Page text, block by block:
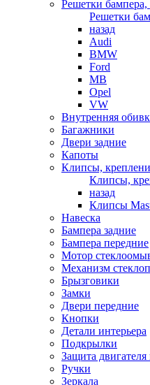
Решетки бампера,
Решетки
назад
Audi
BMW
Ford
MB
Opel
VW
Внутренняя
Багажники
Двери задние
Капоты
Клипсы,
Клипсы,
назад
Клипсы
Навеска
Бампера задние
Бампера передние
Мотор
Механизм
Брызговики
Замки
Двери передние
Кнопки
Детали интерьера
Подкрылки
Защита
Ручки
Зеркала